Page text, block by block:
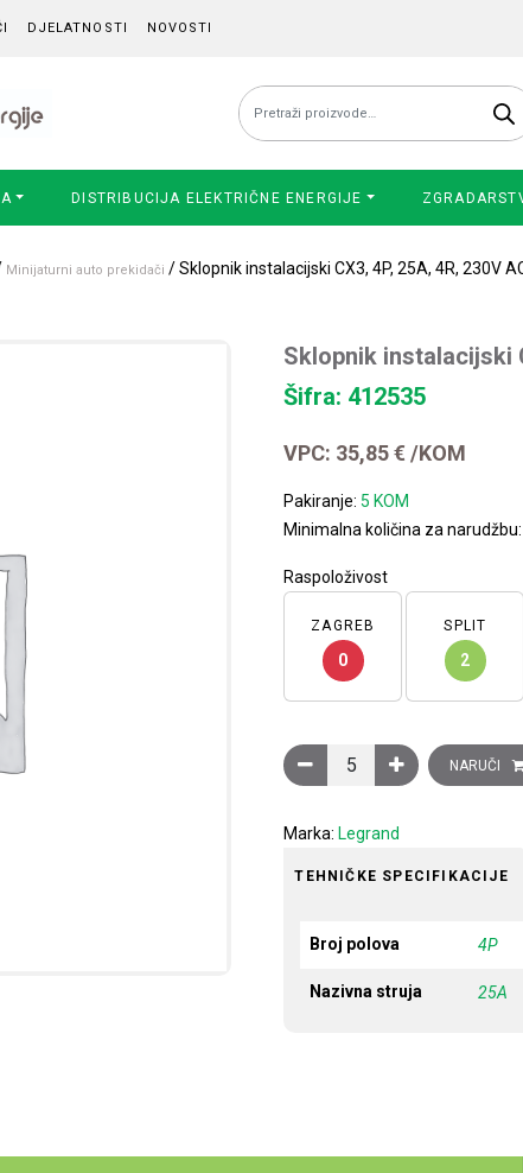
DJELATNOSTI NOVOSTI
Pretraži:
DISTRIBUCIJA ELEKTRIČNE ENERGIJE
Minijaturni auto prekidači / Sklopnik instalacijski CX3, 4P, 25A, 4R, 230V
Sklopnik instalacijski
Šifra: 412535
VPC: 35,85€ /KOM
Pakiranje: 5 KOM
Minimalna količina za narudžbu:
Raspoloživost
ZAGREB
0
SPLIT
2
Sklopnik instalacijski
NARUČI
Marka: Legrand
TEHNIČKE SPECIFIKACIJE
Broj polova 4P
Nazivna struja 25A